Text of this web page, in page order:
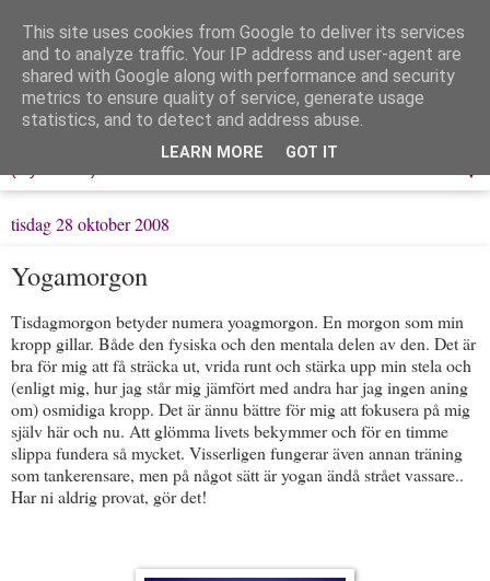
Löpning & Livet
Mitt liv, mina tankar & min träning
▼
tisdag 28 oktober 2008
Yogamorgon
Tisdagmorgon betyder numera yoagmorgon. En morgon som min
kropp gillar. Både den fysiska och den mentala delen av den. Det är
bra för mig att få sträcka ut, vrida runt och stärka upp min stela och
(enligt mig, hur jag står mig jämfört med andra har jag ingen aning
om) osmidiga kropp. Det är ännu bättre för mig att fokusera på mig
själv här och nu. Att glömma livets bekymmer och för en timme
slippa fundera så mycket. Visserligen fungerar även annan träning
som tankerensare, men på något sätt är yogan ändå strået vassare..
Har ni aldrig provat, gör det!
This site uses cookies from Google to deliver its services
and to analyze traffic. Your IP address and user-agent are
shared with Google along with performance and security
metrics to ensure quality of service, generate usage
statistics, and to detect and address abuse.
LEARN MORE GOT IT